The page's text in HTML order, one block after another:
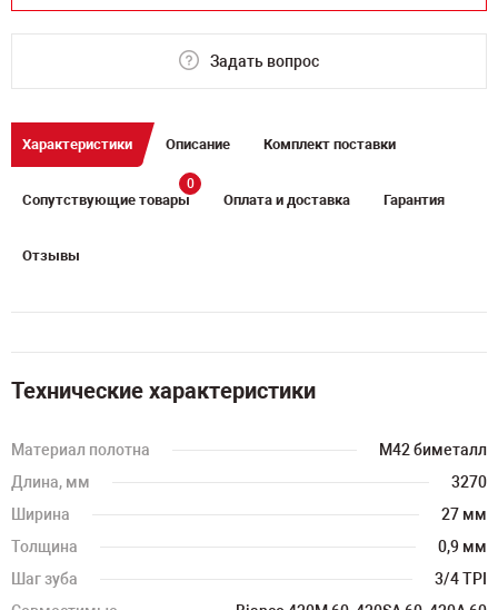
Задать вопрос
Характеристики Описание Комплект поставки
Сопутствующие товары
0
Оплата и доставка Гарантия
Отзывы
Технические характеристики
Материал полотна
M42 биметалл
Длина, мм
3270
Ширина
27 мм
Толщина
0,9 мм
Шаг зуба
3/4 TPI